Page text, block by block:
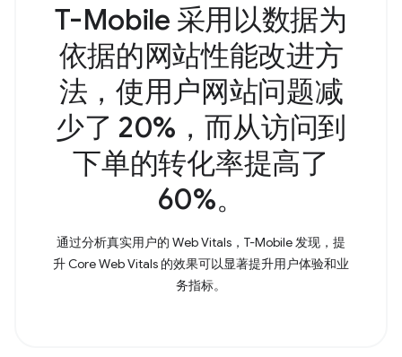
T-Mobile 采用以数据为
依据的网站性能改进方
法，使用户网站问题减
少了 20%，而从访问到
下单的转化率提高了
60%。
通过分析真实用户的 Web Vitals，T-Mobile 发现，提
升 Core Web Vitals 的效果可以显著提升用户体验和业
务指标。